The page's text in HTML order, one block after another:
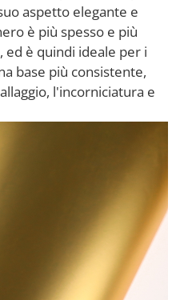
aspetto elegante e
è più spesso e più
è quindi ideale per i
base più consistente,
l'incorniciatura e